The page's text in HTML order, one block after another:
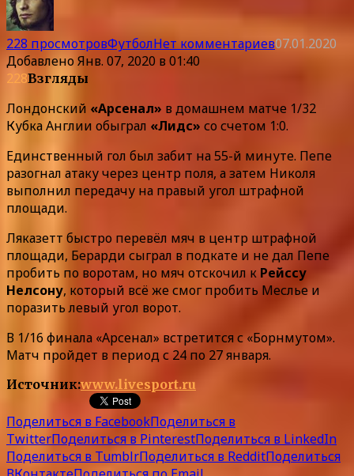
228 просмотровФутболНет комментариев07.01.2020
ДобавленоЯнв. 07, 2020 в 01:40
228Взгляды
Лондонский «Арсенал» в домашнем матче 1/32
Кубка Англии обыграл «Лидс» со счетом 1:0.
Единственный гол был забит на 55-й минуте. Пепе
разогнал атаку через центр поля, а затем Николя
выполнил передачу на правый угол штрафной
площади.
Ляказетт быстро перевёл мяч в центр штрафной
площади, Берарди сыграл в подкате и не дал Пепе
пробить по воротам, но мяч отскочил к Рейссу
Нелсону, который всё же смог пробить Меслье и
поразить левый угол ворот.
В 1/16 финала «Арсенал» встретится с «Борнмутом».
Матч пройдет в период с 24 по 27 января.
Источник:www.livesport.ru
Поделиться в FacebookПоделиться в
TwitterПоделиться в PinterestПоделиться в LinkedIn
Поделиться в TumblrПоделиться в RedditПоделиться